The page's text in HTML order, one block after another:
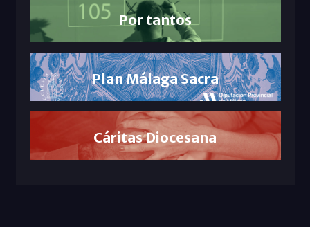
Por tantos
Plan Málaga Sacra
Cáritas Diocesana